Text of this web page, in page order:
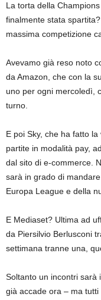
La torta della
finalmente stata
massima competizione
Avevamo già reso noto
da Amazon, che con la
uno per ogni mercoledì,
turno.
E poi Sky, che ha fatto
partite in modalità pay,
dal sito di e-commerce.
sarà in grado di
Europa League e della
E Mediaset? Ultima ad
da Piersilvio Berlusconi
settimana tranne una,
Soltanto un incontri sarà
già accade ora – ma